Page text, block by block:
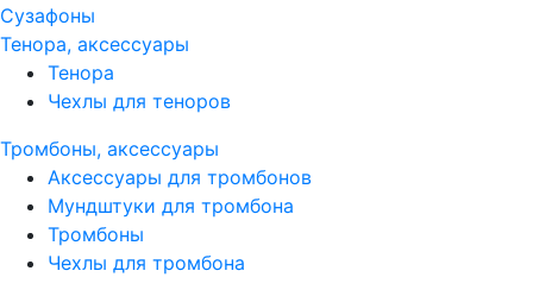
Сузафоны
Тенора, аксессуары
Тенора
Чехлы для теноров
Тромбоны, аксессуары
Аксессуары для тромбонов
Мундштуки для тромбона
Тромбоны
Чехлы для тромбона